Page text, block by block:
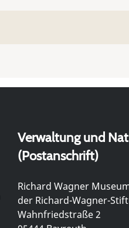
Verwaltung und
(Postanschrift)
Richard Wagner
der Richard-Wagner-
Wahnfriedstraße 2